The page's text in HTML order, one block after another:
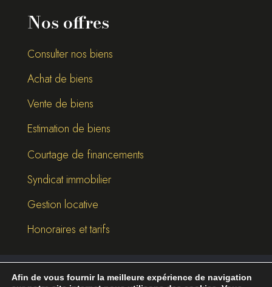
Nos offres
Consulter nos biens
Achat de biens
Vente de biens
Estimation de biens
Courtage de financements
Syndicat immobilier
Gestion locative
Honoraires et tarifs
©2026Break-Out Company- Agence de
Afin de vous fournir la meilleure expérience de navigation